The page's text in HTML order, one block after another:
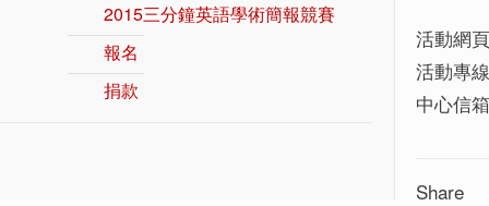
活動網
活動專
中心信
Share
2015三分鐘英語學術簡報競賽
報名
捐款